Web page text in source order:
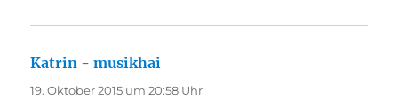
Katrin - musikhai
19. Oktober 2015 um 20:58 Uhr